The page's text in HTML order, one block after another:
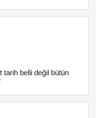
tarih belli değil bütün